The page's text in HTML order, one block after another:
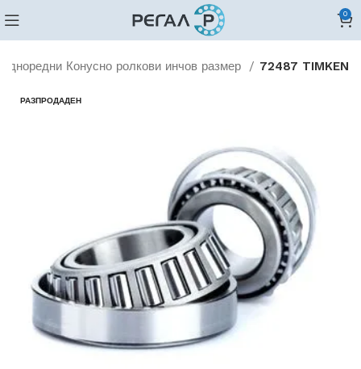
0
Едноредни Конусно ролкови инчов размер 72487 TIMKEN
РАЗПРОДАДЕН